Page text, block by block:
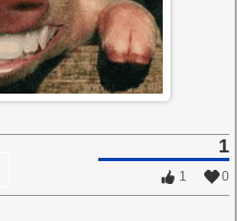
1
0
1